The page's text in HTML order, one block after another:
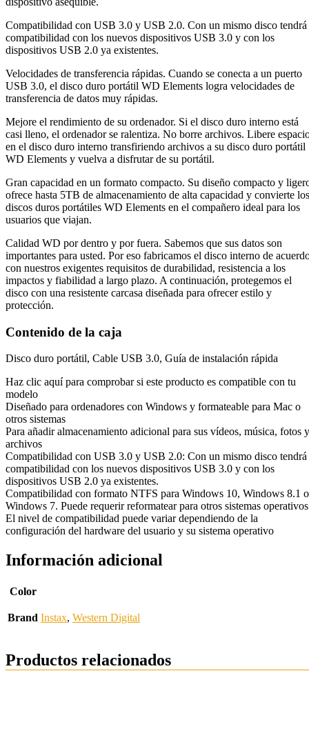
Compatibilidad con USB 3.0 y USB 2.0. Con un mismo disco tendrá
compatibilidad con los nuevos dispositivos USB 3.0 y con los
dispositivos USB 2.0 ya existentes.
Velocidades de transferencia rápidas. Cuando se conecta a un puerto
USB 3.0, el disco duro portátil WD Elements logra velocidades de
transferencia de datos muy rápidas.
Mejore el rendimiento de su ordenador. Si el disco duro interno está
casi lleno, el ordenador se ralentiza. No borre archivos. Libere
en el disco duro interno transfiriendo archivos a su disco duro portátil
WD Elements y vuelva a disfrutar de su portátil.
Gran capacidad en un formato compacto. Su diseño compacto y
ofrece hasta 5TB de almacenamiento de alta capacidad y convierte los
discos duros portátiles WD Elements en el compañero ideal para los
usuarios que viajan.
Calidad WD por dentro y por fuera. Sabemos que sus datos son
importantes para usted. Por eso fabricamos el disco interno de
con nuestros exigentes requisitos de durabilidad, resistencia a los
impactos y fiabilidad a largo plazo. A continuación, protegemos el
disco con una resistente carcasa diseñada para ofrecer estilo y
protección.
Contenido de la caja
Disco duro portátil, Cable USB 3.0, Guía de instalación rápida
Haz clic aquí para comprobar si este producto es compatible con tu
modelo
Diseñado para ordenadores con Windows y formateable para Mac o
otros sistemas
Para añadir almacenamiento adicional para sus vídeos, música, fotos y
archivos
Compatibilidad con USB 3.0 y USB 2.0: Con un mismo disco tendrá
compatibilidad con los nuevos dispositivos USB 3.0 y con los
dispositivos USB 2.0 ya existentes.
Compatibilidad con formato NTFS para Windows 10, Windows 8.1 o
Windows 7. Puede requerir reformatear para otros sistemas
El nivel de compatibilidad puede variar dependiendo de la
configuración del hardware del usuario y su sistema operativo
Información adicional
Color
Brand Instax, Western Digital
Productos relacionados